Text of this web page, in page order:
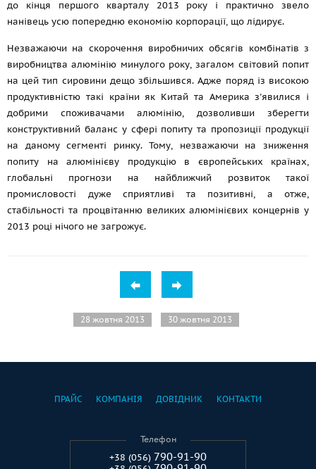
до кінця першого кварталу 2013 року і практично звело
нанівець усю попередню економію корпорації, що лідирує.
Незважаючи на скорочення виробничих обсягів комбінатів з
виробництва алюмінію минулого року, загалом світовий попит
на цей тип сировини дещо збільшився. Адже поряд із високою
продуктивністю такі країни як Китай та Америка з'явилися і
добрими споживачами алюмінію, дозволивши зберегти
конструктивний баланс у сфері попиту та пропозиції продукції
на даному сегменті ринку. Тому, незважаючи на зниження
попиту на алюмінієву продукцію в європейських країнах,
глобальні прогнози на найближчий розвиток такої
промисловості дуже сприятливі та позитивні, а отже,
стабільності та процвітанню великих алюмінієвих концернів у
2013 році нічого не загрожує.
28 жовтня 2013 30 жовтня 2013
ПРАЙС КОМПАНІЯ ДОВІДНИК КОНТАКТИ
Телефон
+38 (056) 790-91-90